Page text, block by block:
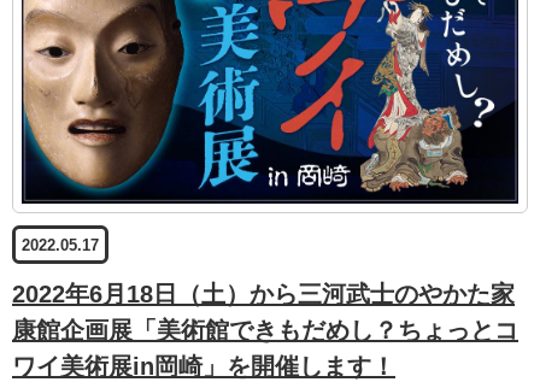
2022.05.17
2022年6月18日（土）から三河武士のやかた家
康館企画展「美術館できもだめし？ちょっとコ
ワイ美術展in岡崎」を開催します！